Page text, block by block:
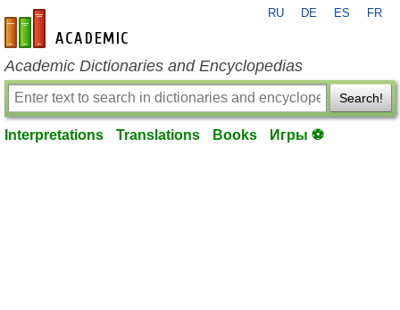
en-academic.com
RU DE ES FR
Academic Dictionaries and Encyclopedias
Search!
Interpretations Translations Books Игры ⚽